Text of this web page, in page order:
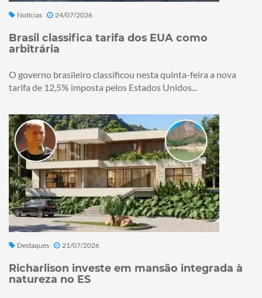
Notícias 24/07/2026
Brasil classifica tarifa dos EUA como
arbitrária
O governo brasileiro classificou nesta quinta-feira a nova
tarifa de 12,5% imposta pelos Estados Unidos...
Destaques 21/07/2026
Richarlison investe em mansão integrada à
natureza no ES